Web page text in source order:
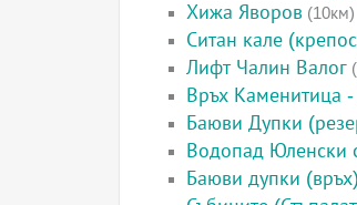
Хижа Яворов (10км)
Ситан кале
Лифт Чалин Валог
Връх Каменитица
Баюви Дупки
Водопад Юленски
Баюви дупки (връх)